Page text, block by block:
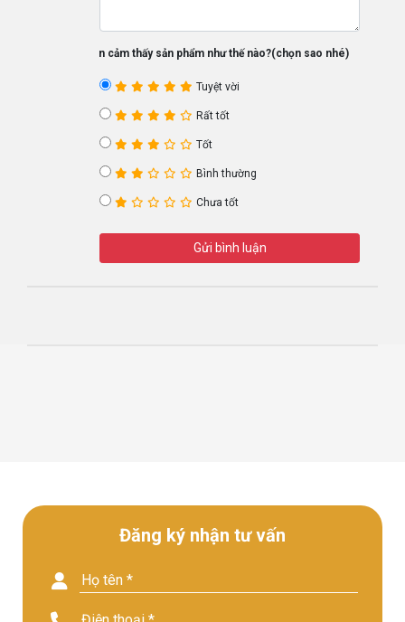
Bạn cảm thấy sản phẩm như thế nào?(chọn sao nhé)
Tuyệt vời
Rất tốt
Tốt
Bình thường
Chưa tốt
Gửi bình luận
Đăng ký nhận tư vấn